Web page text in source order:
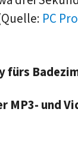
PC
fürs
MP3- und